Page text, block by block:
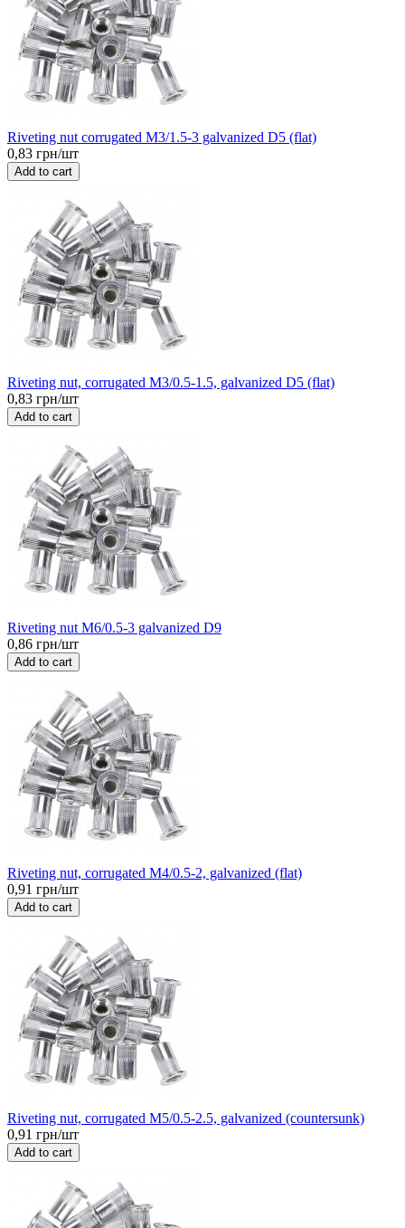
Riveting nut corrugated M3/1.5-3 galvanized D5 (flat)
0,83 грн/шт
Add to cart
Riveting nut, corrugated M3/0.5-1.5, galvanized D5 (flat)
0,83 грн/шт
Add to cart
Riveting nut M6/0.5-3 galvanized D9
0,86 грн/шт
Add to cart
Riveting nut, corrugated M4/0.5-2, galvanized (flat)
0,91 грн/шт
Add to cart
Riveting nut, corrugated M5/0.5-2.5, galvanized (countersunk)
0,91 грн/шт
Add to cart